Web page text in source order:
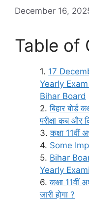
December 16,
Table of
17
Yearly
Bihar Board
बिहार बोर्ड
परीक्षा कब और
कक्षा 11वीं
Some
Bihar
Yearly
कक्षा 11वीं
जारी होगा ?